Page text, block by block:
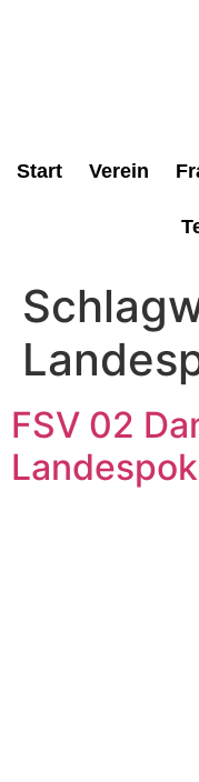
Start Verein
FSV 02